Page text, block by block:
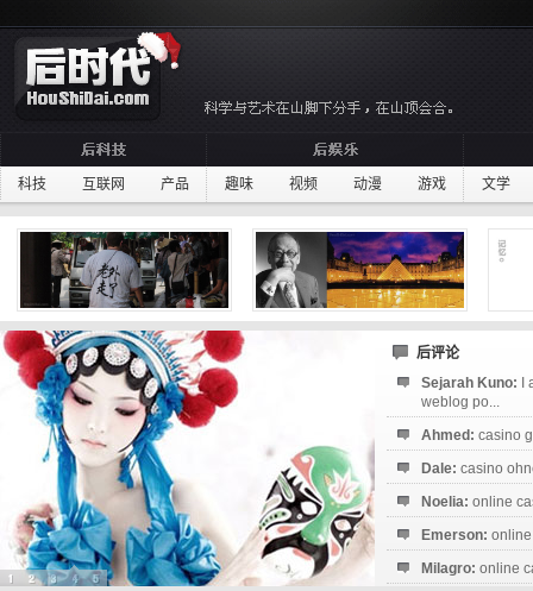
科技 互联网 产品 趣味 视频 动漫 游戏 文学
后评论
Sejarah Kuno:
weblog po...
Ahmed: casino
Dale: casino
Noelia: online
Emerson:
Milagro: online